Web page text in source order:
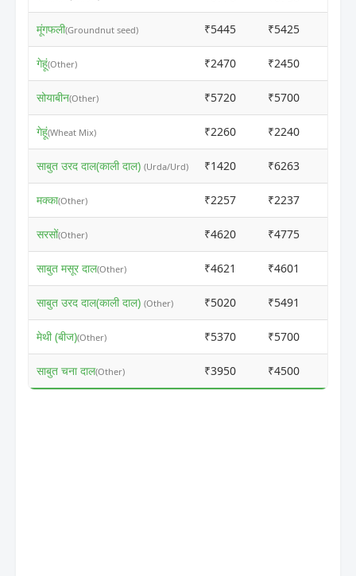
मूंगफली(Groundnut seed) ₹5445 ₹5425
गेहूं(Other) ₹2470 ₹2450
सोयाबीन(Other) ₹5720 ₹5700
गेहूं(Wheat Mix) ₹2260 ₹2240
साबुत उरद दाल(काली दाल) (Urda/Urd) ₹1420 ₹6263
मक्का(Other) ₹2257 ₹2237
सरसों(Other) ₹4620 ₹4775
साबुत मसूर दाल(Other) ₹4621 ₹4601
साबुत उरद दाल(काली दाल) (Other) ₹5020 ₹5491
मेथी (बीज)(Other) ₹5370 ₹5700
साबुत चना दाल(Other) ₹3950 ₹4500